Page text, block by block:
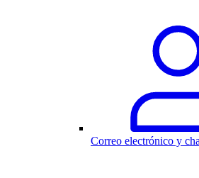
Correo electrónico y